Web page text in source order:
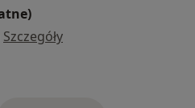
Szczegóły